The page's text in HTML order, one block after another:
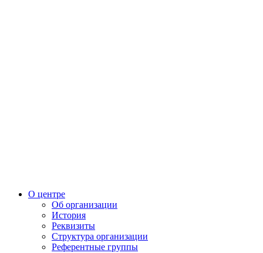
О центре
Об организации
История
Реквизиты
Структура организации
Референтные группы